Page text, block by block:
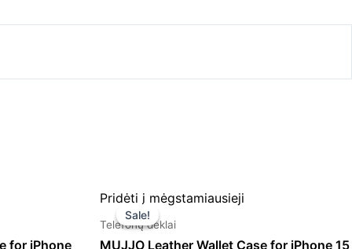
for iPhone
Pridėti į mėgstamiausieji
Sale!
Sale!
Telefonų dėklai
MUJJO Leather Wallet Case for iPhone 15
Original
price
was:
Current
price